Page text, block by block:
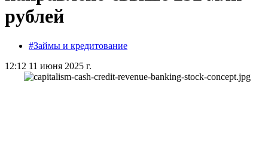
рублей
#Займы и кредитование
12:12 11 июня 2025 г.